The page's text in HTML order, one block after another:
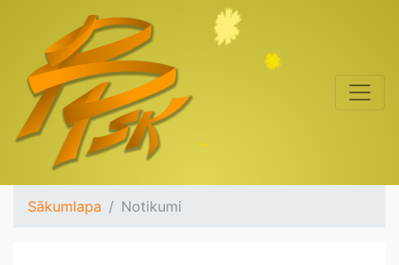
Sākumlapa Notikumi